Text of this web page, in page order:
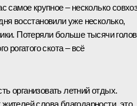
самое крупное – несколько
восстановили уже несколько,
Потеряли больше тысячи голов
рогатого скота – всё
организовать летний отдых.
слова благодарности, это